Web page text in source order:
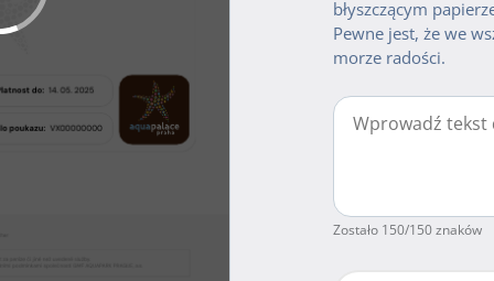
błyszczącym
Pewne jest, że we
morze radości.
Zostało 150/150 znaków